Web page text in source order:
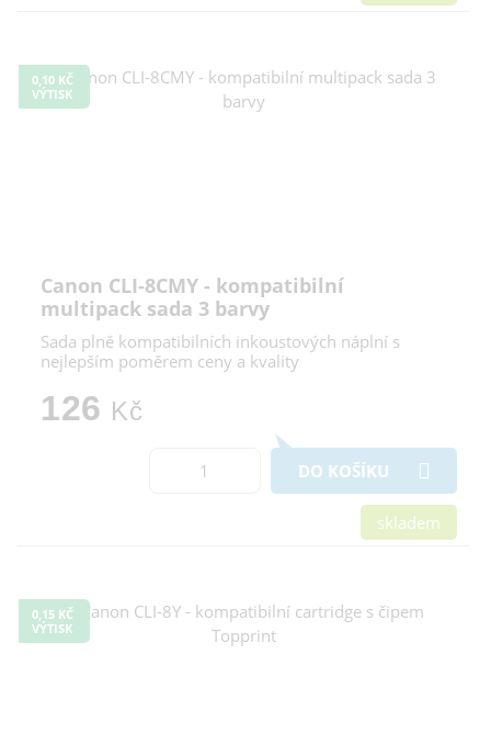
0,10 KČ
VÝTISK
Canon CLI-8CMY - kompatibilní
multipack sada 3 barvy
Sada plně kompatibilních inkoustových náplní s
nejlepším poměrem ceny a kvality
126 Kč
DO KOŠÍKU
skladem
0,15 KČ
VÝTISK